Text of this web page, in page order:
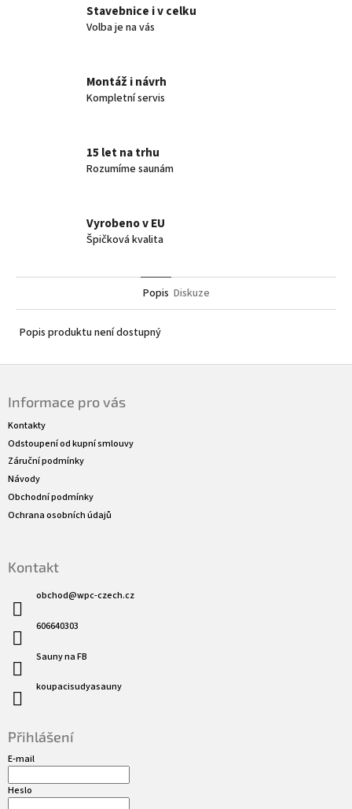
Stavebnice i v celku
Volba je na vás
Montáž i návrh
Kompletní servis
15 let na trhu
Rozumíme saunám
Vyrobeno v EU
Špičková kvalita
Popis Diskuze
Popis produktu není dostupný
Informace pro vás
Kontakty
Odstoupení od kupní smlouvy
Záruční podmínky
Návody
Obchodní podmínky
Ochrana osobních údajů
Kontakt
obchod@wpc-czech.cz
606640303
Sauny na FB
koupacisudyasauny
Přihlášení
E-mail
Heslo